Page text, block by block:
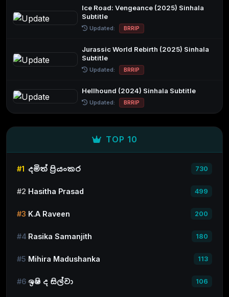
Ice Road: Vengeance (2025) Sinhala
Subtitle
Updated: BRRIP
Jurassic World Rebirth (2025) Sinhala
Subtitle
Updated: BRRIP
Hellhound (2024) Sinhala Subtitle
Updated: BRRIP
TOP 10
#1 දමිත් ප්‍රියංකර 730
#2 Hasitha Prasad 499
#3 K.A Raveen 200
#4 Rasika Samanjith 180
#5 Mihira Madushanka 113
#6 ඉෂි ද සිල්වා 106